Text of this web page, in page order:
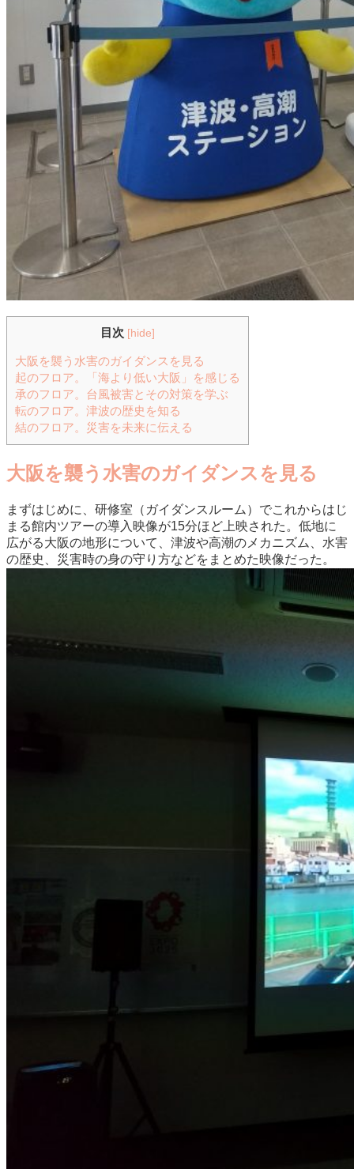
目次 [hide]
大阪を襲う水害のガイダンスを見る
起のフロア。「海より低い大阪」を感じる
承のフロア。台風被害とその対策を学ぶ
転のフロア。津波の歴史を知る
結のフロア。災害を未来に伝える
大阪を襲う水害のガイダンスを見る
まずはじめに、研修室（ガイダンスルーム）でこれからはじ
まる館内ツアーの導入映像が15分ほど上映された。低地に
広がる大阪の地形について、津波や高潮のメカニズム、水害
の歴史、災害時の身の守り方などをまとめた映像だった。